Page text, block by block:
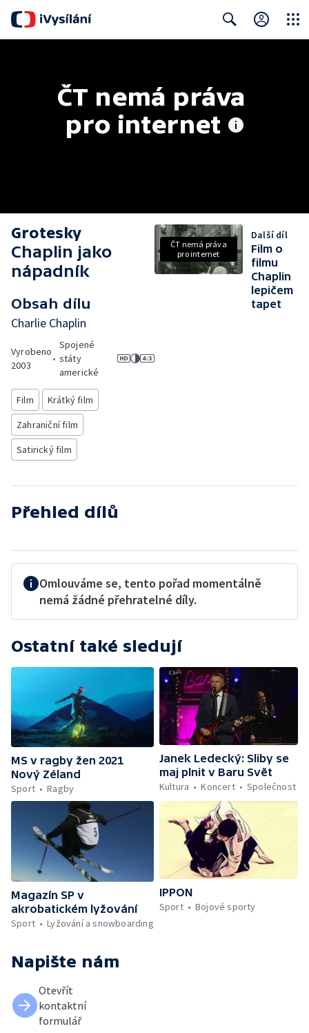
ČT nemá práva
pro internet
Grotesky
Chaplin jako
nápadník
Obsah dílu
Charlie Chaplin
Vyrobeno
2003
•
Spojené
státy
americké
Film
Krátký film
Zahraniční film
Satirický film
ČT nemá práva
pro internet
Další díl
Film o
filmu
Chaplin
lepičem
tapet
Přehled dílů
Omlouváme se, tento pořad momentálně
nemá žádné přehratelné díly.
Ostatní také sledují
MS v ragby žen 2021
Nový Zéland
Sport
Ragby
Janek Ledecký: Sliby se
maj plnit v Baru Svět
Kultura
Koncert Společnost
Magazín SP v
akrobatickém lyžování
Sport
Lyžování a snowboarding
IPPON
Sport
Bojové sporty
Napište nám
Otevřít
kontaktní
formulář